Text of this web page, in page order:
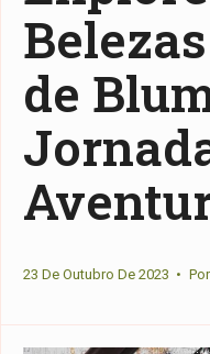
de
23 De Outubro De 2023 • Por